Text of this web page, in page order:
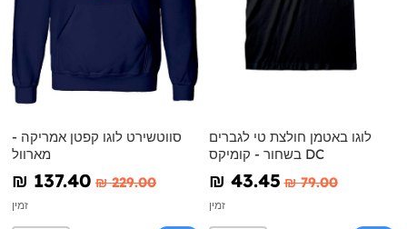
סווטשירט לוגו קפטן אמריקה -
מארוול
₪‎ 137.40 ₪‎ 229.00
זמין
לוגו באטמן חולצת טי לגברים
בשחור - קומיקס DC
₪‎ 43.45 ₪‎ 79.00
זמין